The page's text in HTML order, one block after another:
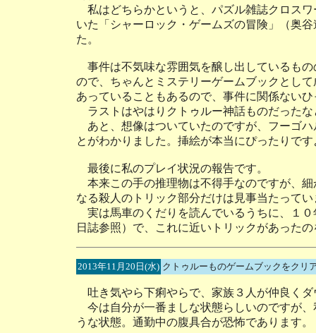
私はどちらかというと、パズル雑誌クロス
いた「シャーロック・ゲームズの冒険」（奥
た。
事件は不気味な雰囲気を醸し出しているも
ので、ちゃんとミステリーゲームブックとし
あっていることもあるので、事件に関係ない
ラストはやはりクトゥルー神話ものだった
あと、想像はついていたのですが、フーゴ
とがわかりました。挿絵が本当にぴったりです
最後に私のプレイ状況の報告です。
本来この手の推理物は不得手なのですが、
なる殺人のトリック部分だけは見事当たってい
実は馬車のくだりを読んでいるうちに、１０
日誌参照）で、これに近いトリックがあった
2013年11月20日(水) クトゥルーものゲームブックをクリ
吐き気やら下痢やらで、家族３人が仲良くダ
今は自分が一番ましな状態らしいのですが
うな状態。通勤中の腹具合が恐怖であります。